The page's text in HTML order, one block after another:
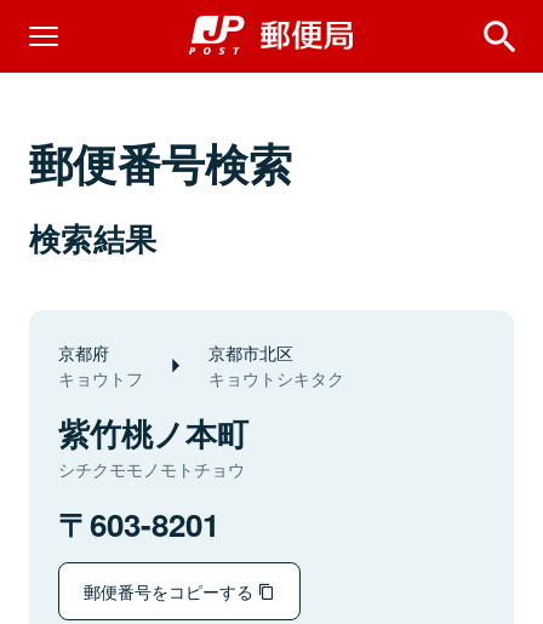
郵便番号検索
検索結果
京都府
キョウトフ
京都市北区
キョウトシキタク
紫竹桃ノ本町
シチクモモノモトチョウ
603-8201
郵便番号をコピーする